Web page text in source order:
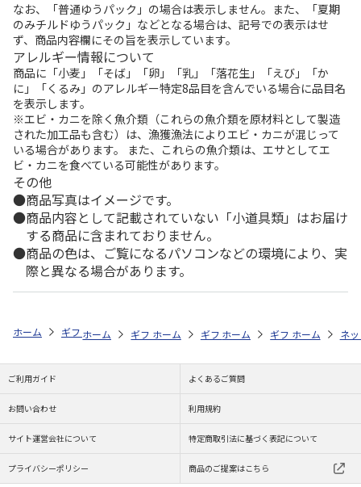
なお、「普通ゆうパック」の場合は表示しません。また、「夏期
のみチルドゆうパック」などとなる場合は、記号での表示はせ
ず、商品内容欄にその旨を表示しています。
アレルギー情報について
商品に「小麦」「そば」「卵」「乳」「落花生」「えび」「か
に」「くるみ」のアレルギー特定8品目を含んでいる場合に品目名
を表示します。
※エビ・カニを除く魚介類（これらの魚介類を原材料として製造
された加工品も含む）は、漁獲漁法によりエビ・カニが混じって
いる場合があります。 また、これらの魚介類は、エサとしてエ
ビ・カニを食べている可能性があります。
その他
商品写真はイメージです。
商品内容として記載されていない「小道具類」はお届け
する商品に含まれておりません。
商品の色は、ご覧になるパソコンなどの環境により、実
際と異なる場合があります。
ホーム ギフトストア お中元・夏ギフト特集 2026 お菓子・スイーツ
ホーム ギフトストア お中元・夏ギフト特集 2026
ホーム ギフトストア お中元・夏ギフト
ホーム ギフトストア お
ホーム ネ
ご利用ガイド よくあるご質問
お問い合わせ 利用規約
サイト運営会社について 特定商取引法に基づく表記について
プライバシーポリシー 商品のご提案はこちら